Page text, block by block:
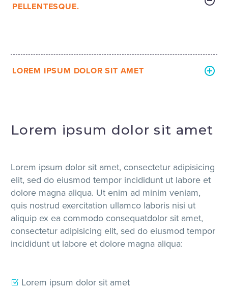
PELLENTESQUE.
LOREM IPSUM DOLOR SIT AMET
Lorem ipsum dolor sit amet
Lorem ipsum dolor sit amet, consectetur adipisicing
elit, sed do eiusmod tempor incididunt ut labore et
dolore magna aliqua. Ut enim ad minim veniam,
quis nostrud exercitation ullamco laboris nisi ut
aliquip ex ea commodo consequatdolor sit amet,
consectetur adipisicing elit, sed do eiusmod tempor
incididunt ut labore et dolore magna aliqua:
Lorem ipsum dolor sit amet